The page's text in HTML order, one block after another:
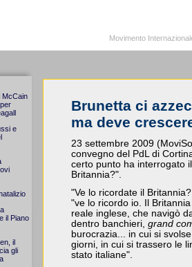
Movimento
Brunetta ci
ma deve
23 settembre 2009
convegno del PdL di
certo punto ha interrogato
Britannia?".
"Ve lo ricordate il
"ve lo ricordo io. Il
reale inglese, che navigò
dentro banchieri, grand
burocrazia... in cui si
giorni, in cui si trassero le
stato italiane".